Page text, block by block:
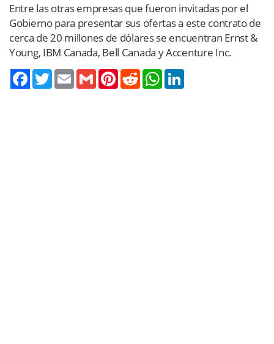
Entre las otras empresas que fueron invitadas por el
Gobierno para presentar sus ofertas a este contrato de
cerca de 20 millones de dólares se encuentran Ernst &
Young, IBM Canada, Bell Canada y Accenture Inc.
TwitterEmail Gmail PinterestReddit WhatsApp